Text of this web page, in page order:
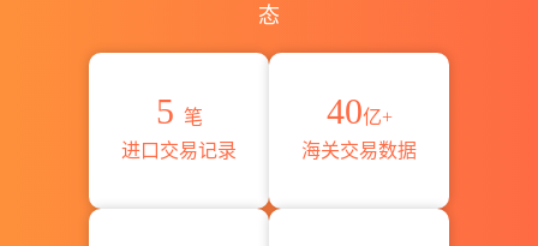
态
5 笔
进口交易记录
40亿+
海关交易数据